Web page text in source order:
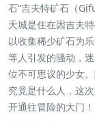
石“吉夫特矿石（
天城是住在因吉夫
以收集稀少矿石为
等人引发的骚动，
位不可思议的少女
究竟是什么人，这
开通往冒险的大门！